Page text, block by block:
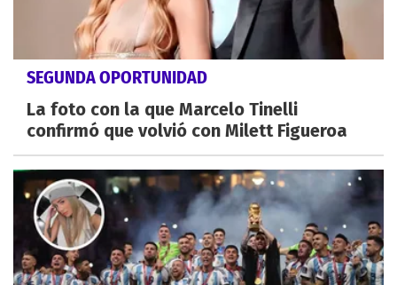
SEGUNDA OPORTUNIDAD
La foto con la que Marcelo Tinelli
confirmó que volvió con Milett Figueroa